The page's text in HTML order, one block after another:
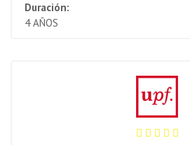
Duración:
4 AÑOS